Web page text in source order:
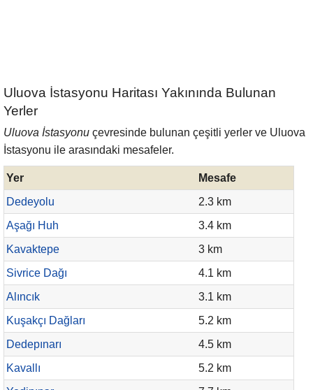
Uluova İstasyonu Haritası Yakınında Bulunan
Yerler
Uluova İstasyonu çevresinde bulunan çeşitli yerler ve Uluova
İstasyonu ile arasındaki mesafeler.
Yer
Mesafe
Dedeyolu
2.3 km
Aşağı Huh
3.4 km
Kavaktepe
3 km
Sivrice Dağı
4.1 km
Alıncık
3.1 km
Kuşakçı Dağları
5.2 km
Dedepınarı
4.5 km
Kavallı
5.2 km